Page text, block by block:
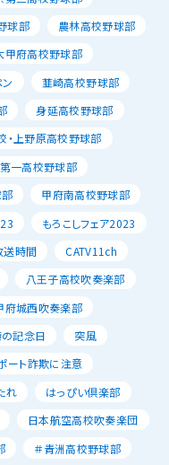
球部
農林高校野球部
甲府高校野球部
韮崎高校野球部
身延高校野球部
・上野原高校野球部
一高校野球部
甲府南高校野球部
もろこしフェア2023
送時間
CATV11ch
八王子高校吹奏楽部
府城西吹奏楽部
記念日
突風
ート詐欺に注意
れ
はっぴい倶楽部
日本航空高校吹奏楽団
＃青洲高校野球部